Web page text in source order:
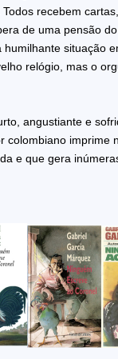
recebem
de uma pensão do
situação
relógio, mas o
angustiante e
colombiano imprime
e que gera